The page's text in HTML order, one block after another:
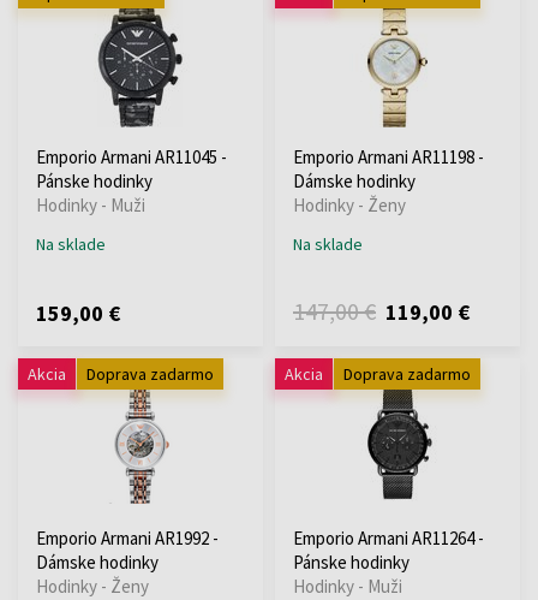
Emporio Armani AR11045 -
Pánske hodinky
Hodinky - Muži
Na sklade
159,00 €
Emporio Armani AR11198 -
Dámske hodinky
Hodinky - Ženy
Na sklade
147,00 € 119,00 €
Akcia Doprava zadarmo
Emporio Armani AR1992 -
Dámske hodinky
Hodinky - Ženy
Akcia Doprava zadarmo
Emporio Armani AR11264 -
Pánske hodinky
Hodinky - Muži